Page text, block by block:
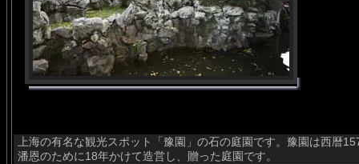
上海の有名な観光スポット「豫園」の石の庭園です。豫園は西暦
潘恩のために18年かけて造営し、贈った庭園です。